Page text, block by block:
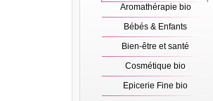
Aromathérapie bio
Bébés & Enfants
Bien-être et santé
Cosmétique bio
Epicerie Fine bio